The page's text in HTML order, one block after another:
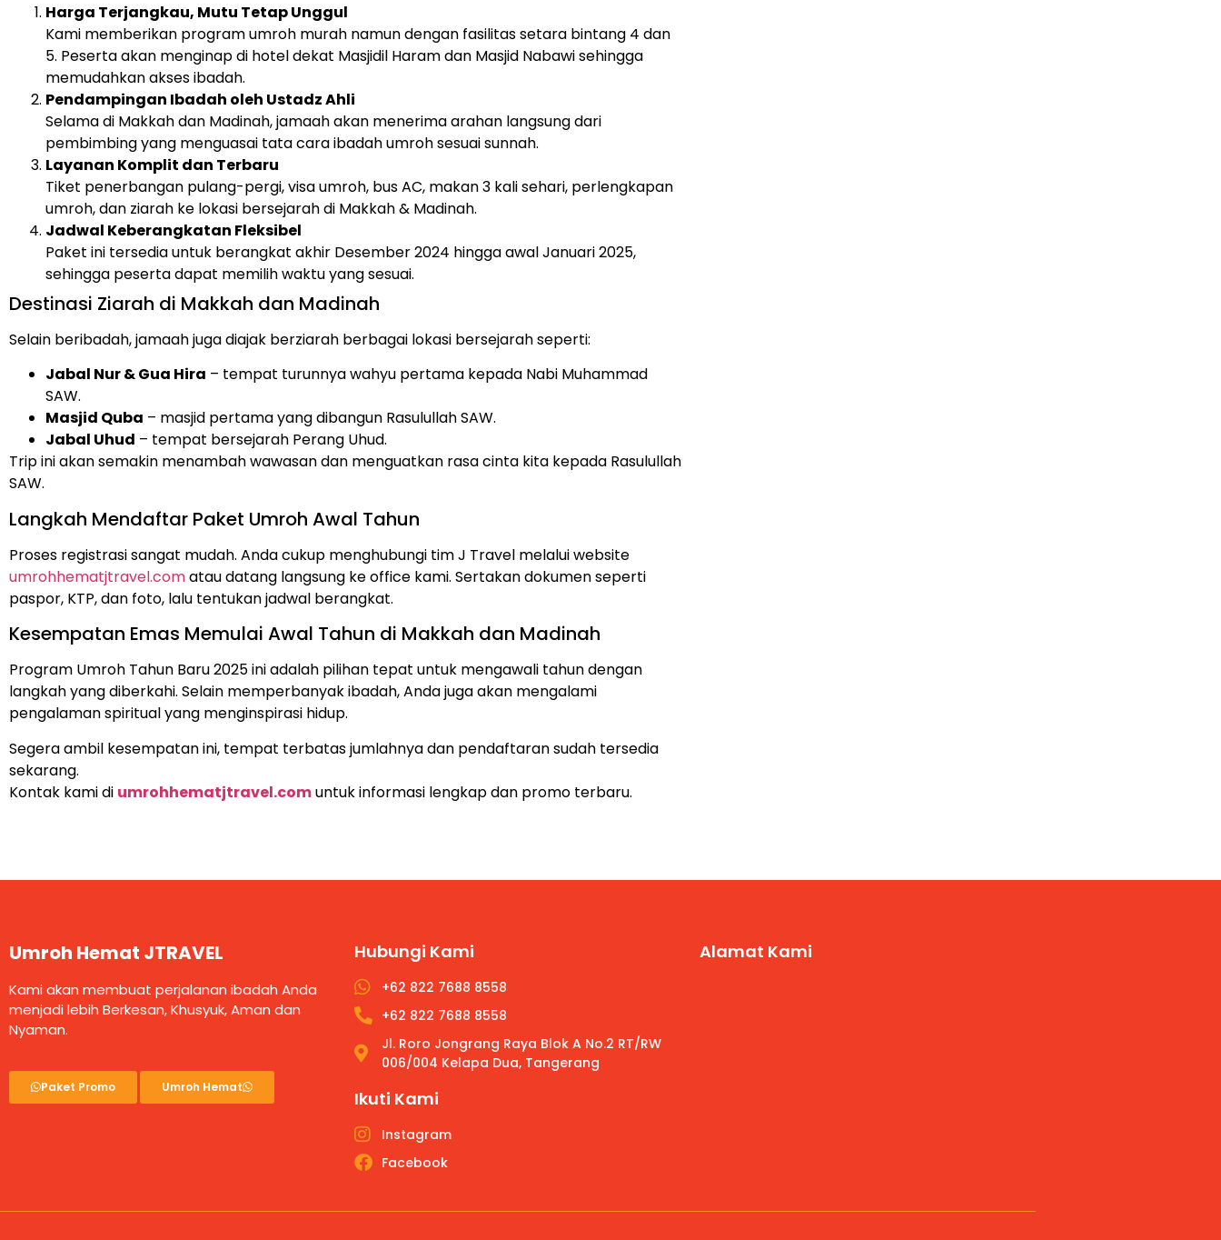
Harga Terjangkau, Mutu Tetap Unggul
Kami memberikan program umroh murah namun dengan fasilitas setara bintang 4 dan
5. Peserta akan menginap di hotel dekat Masjidil Haram dan Masjid Nabawi sehingga
memudahkan akses ibadah.
Pendampingan Ibadah oleh Ustadz Ahli
Selama di Makkah dan Madinah, jamaah akan menerima arahan langsung dari
pembimbing yang menguasai tata cara ibadah umroh sesuai sunnah.
Layanan Komplit dan Terbaru
Tiket penerbangan pulang-pergi, visa umroh, bus AC, makan 3 kali sehari, perlengkapan
umroh, dan ziarah ke lokasi bersejarah di Makkah & Madinah.
Jadwal Keberangkatan Fleksibel
Paket ini tersedia untuk berangkat akhir Desember 2024 hingga awal Januari 2025,
sehingga peserta dapat memilih waktu yang sesuai.
Destinasi Ziarah di Makkah dan Madinah
Selain beribadah, jamaah juga diajak berziarah berbagai lokasi bersejarah seperti:
Jabal Nur & Gua Hira – tempat turunnya wahyu pertama kepada Nabi Muhammad
SAW.
Masjid Quba – masjid pertama yang dibangun Rasulullah SAW.
Jabal Uhud – tempat bersejarah Perang Uhud.
Trip ini akan semakin menambah wawasan dan menguatkan rasa cinta kita kepada Rasulullah
SAW.
Langkah Mendaftar Paket Umroh Awal Tahun
Proses registrasi sangat mudah. Anda cukup menghubungi tim J Travel melalui website
umrohhematjtravel.comatau datang langsung ke office kami. Sertakan dokumen seperti
paspor, KTP, dan foto, lalu tentukan jadwal berangkat.
Kesempatan Emas Memulai Awal Tahun di Makkah dan Madinah
Program Umroh Tahun Baru 2025 ini adalah pilihan tepat untuk mengawali tahun dengan
langkah yang diberkahi. Selain memperbanyak ibadah, Anda juga akan mengalami
pengalaman spiritual yang menginspirasi hidup.
Segera ambil kesempatan ini, tempat terbatas jumlahnya dan pendaftaran sudah tersedia
sekarang.
Kontak kami di umrohhematjtravel.comuntuk informasi lengkap dan promo terbaru.
Umroh Hemat JTRAVEL
Kami akan membuat perjalanan ibadah Anda
menjadi lebih Berkesan, Khusyuk, Aman dan
Nyaman.
Paket Promo Umroh Hemat
Hubungi Kami
+62 822 7688 8558
+62 822 7688 8558
Jl. Roro Jongrang Raya Blok A No.2 RT/RW
006/004 Kelapa Dua, Tangerang
Ikuti Kami
Instagram
Facebook
Alamat Kami